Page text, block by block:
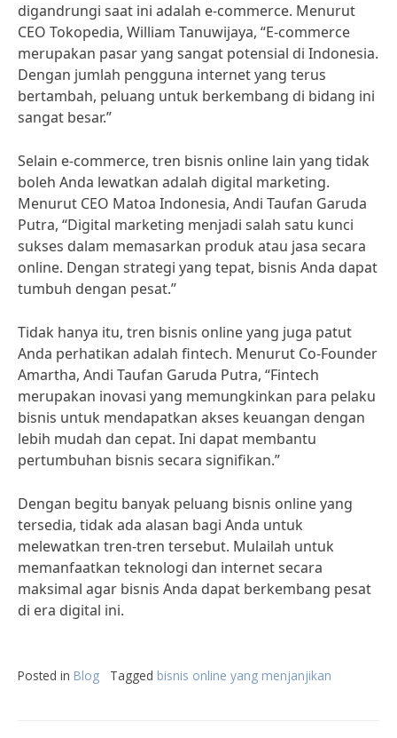
digandrungi saat ini adalah e-commerce. Menurut
CEO Tokopedia, William Tanuwijaya, “E-commerce
merupakan pasar yang sangat potensial di Indonesia.
Dengan jumlah pengguna internet yang terus
bertambah, peluang untuk berkembang di bidang ini
sangat besar.”
Selain e-commerce, tren bisnis online lain yang tidak
boleh Anda lewatkan adalah digital marketing.
Menurut CEO Matoa Indonesia, Andi Taufan Garuda
Putra, “Digital marketing menjadi salah satu kunci
sukses dalam memasarkan produk atau jasa secara
online. Dengan strategi yang tepat, bisnis Anda dapat
tumbuh dengan pesat.”
Tidak hanya itu, tren bisnis online yang juga patut
Anda perhatikan adalah fintech. Menurut Co-Founder
Amartha, Andi Taufan Garuda Putra, “Fintech
merupakan inovasi yang memungkinkan para pelaku
bisnis untuk mendapatkan akses keuangan dengan
lebih mudah dan cepat. Ini dapat membantu
pertumbuhan bisnis secara signifikan.”
Dengan begitu banyak peluang bisnis online yang
tersedia, tidak ada alasan bagi Anda untuk
melewatkan tren-tren tersebut. Mulailah untuk
memanfaatkan teknologi dan internet secara
maksimal agar bisnis Anda dapat berkembang pesat
di era digital ini.
Posted in Blog Tagged bisnis online yang menjanjikan